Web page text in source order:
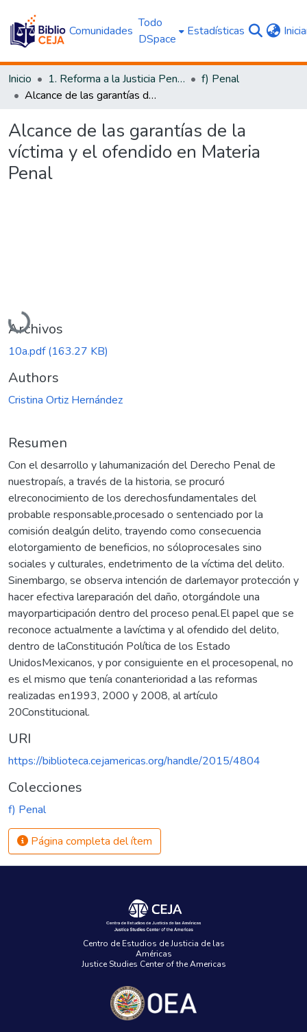
Comunidades
Todo
DSpace
Estadísticas
Inicio 1. Reforma a la Justicia Penal
f) Penal
Alcance de las garantías de la víctima y el ofendido en Materia Penal
Alcance de las garantías de la
víctima y el ofendido en Materia
Penal
Cargando...
Archivos
10a.pdf(163.27 KB)
Authors
Cristina Ortiz Hernández
Resumen
Con el desarrollo y lahumanización del Derecho Penal de
nuestropaís, a través de la historia, se procuró
elreconocimiento de los derechosfundamentales del
probable responsable,procesado o sentenciado por la
comisión dealgún delito, trayendo como consecuencia
elotorgamiento de beneficios, no sóloprocesales sino
sociales y culturales, endetrimento de la víctima del delito.
Sinembargo, se observa intención de darlemayor protección y
hacer efectiva lareparación del daño, otorgándole una
mayorparticipación dentro del proceso penal.El papel que se
reconoce actualmente a lavíctima y al ofendido del delito,
dentro de laConstitución Política de los Estado
UnidosMexicanos, y por consiguiente en el procesopenal, no
es el mismo que tenía conanterioridad a las reformas
realizadas en1993, 2000 y 2008, al artículo
20Constitucional.
URI
https://biblioteca.cejamericas.org/handle/2015/4804
Colecciones
f) Penal
Página completa del ítem
Centro de Estudios de Justicia de las
Américas
Justice Studies Center of the Americas